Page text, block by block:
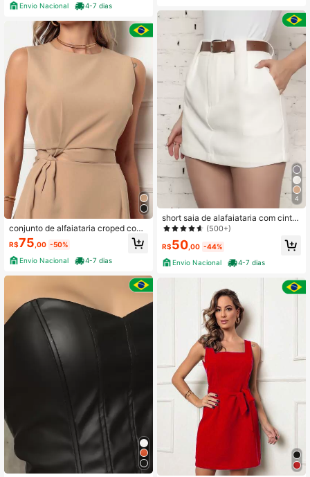
Envio Nacional
4-7 dias
conjunto de alfaiataria croped com
saia midi de amarrar de laco
R$75,00 -50%
Envio Nacional
4-7 dias
4
short saia de alafaiataria com cinto
marrom ou preto
(500+)
R$50,00 -44%
Envio Nacional
4-7 dias